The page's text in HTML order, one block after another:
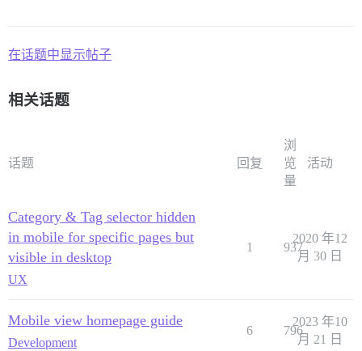
在话题中显示帖子
相关话题
话题 回复
浏
览
量
活动
Category & Tag selector hidden
in mobile for specific pages but
visible in desktop
UX
1 937
2020 年12
月 30 日
Mobile view homepage guide
Development
6 796
2023 年10
月 21 日